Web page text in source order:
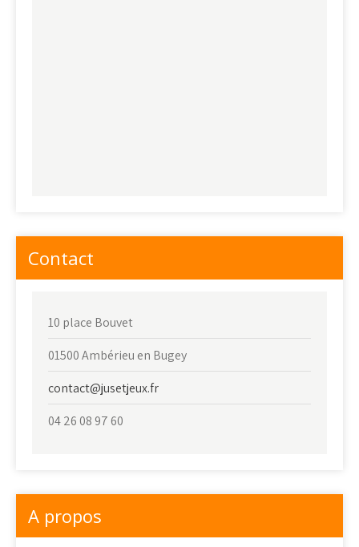
Contact
10 place Bouvet
01500 Ambérieu en Bugey
contact@jusetjeux.fr
04 26 08 97 60
A propos